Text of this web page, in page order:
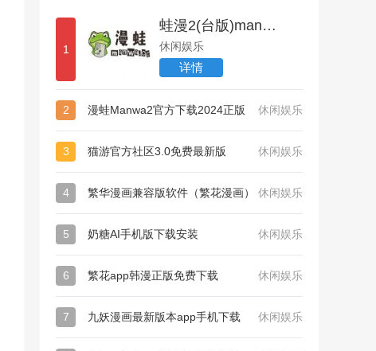
1
蛙漫2(台版)manwa2官方正版下载
休闲娱乐
详情
2 漫蛙Manwa2官方下载2024正版 休闲娱乐
3 猫游官方社区3.0免费最新版 休闲娱乐
4 繁华漫画兼容版软件（繁花漫画） 休闲娱乐
5 奶糖AI手机版下载安装 休闲娱乐
6 繁花app韩漫正版免费下载 休闲娱乐
7 九妖漫画最新版本app手机下载 休闲娱乐